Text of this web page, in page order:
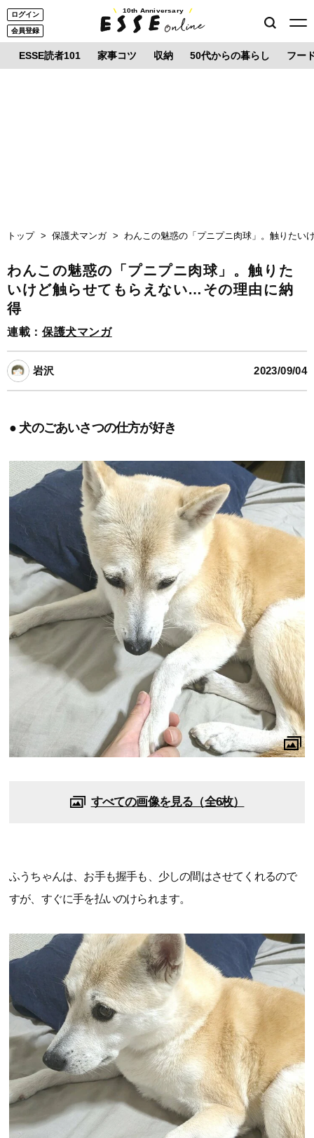
ログイン
会員登録
10th Anniversary
ESSE読者101 家事コツ 収納 50代からの暮らし フー
トップ 保護犬マンガ わんこの魅惑の「プニプニ肉球」。触りた
わんこの魅惑の「プニプニ肉球」。触りた
いけど触らせてもらえない…その理由に納
得
連載： 保護犬マンガ
岩沢 2023/09/04
● 犬のごあいさつの仕方が好き
すべての画像を見る（全6枚）
ふうちゃんは、お手も握手も、少しの間はさせてくれるので
すが、すぐに手を払いのけられます。